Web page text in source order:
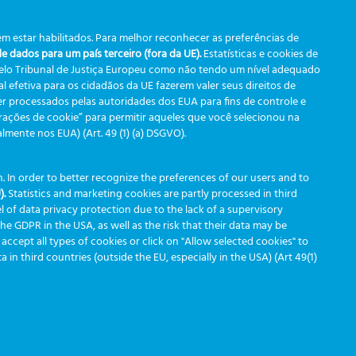
Desenvolvido porGreiner Service Tech
estar habilitados. Para melhor reconhecer as preferências de
para um país terceiro (fora da UE).Estatísticas e cookies de
Tribunal de Justiça Europeu como não tendo um nível adequado
para os cidadãos da UE fazerem valer seus direitos de
processados pelas autoridades dos EUA para fins de controle e
de cookie” para permitir aqueles que você selecionou na
nos EUA) (Art. 49 (1) (a) DSGVO).
order to better recognize the preferences of our users and to
Statistics and marketing cookies are partly processed in third
of data privacy protection due to the lack of a supervisory
in the USA, as well as the risk that their data may be
all types of cookies or click on "Allow selected cookies" to
third countries (outside the EU, especially in the USA) (Art 49(1)